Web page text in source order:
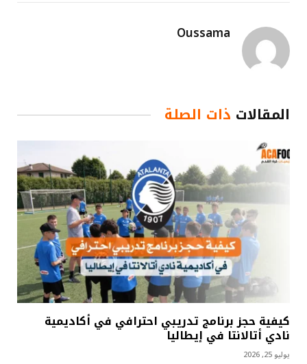
Oussama
المقالات ذات الصلة
كيفية حجز برنامج تدريبي احترافي في أكاديمية
نادي أتالانتا في إيطاليا
يوليو 25, 2026